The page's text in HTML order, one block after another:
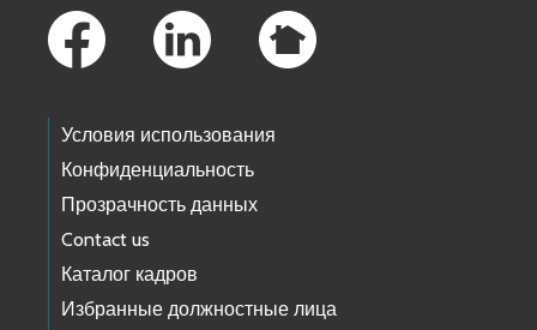
Условия использования
Конфиденциальность
Прозрачность данных
Contact us
Каталог кадров
Избранные должностные лица